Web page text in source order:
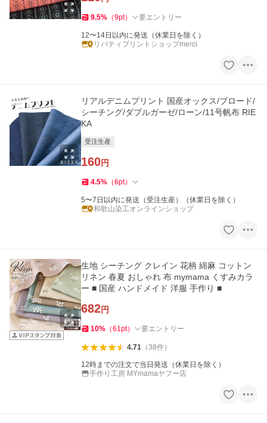
9.5% （9pt） 要エントリー
12〜14日以内に発送（休業日を除く）
リバティプリントショップmerci
リアルデニムプリント 国産オックス/ブロード/
シーチング/ダブルガーゼ/ローン/11号帆布 RIE
KA
受注生産
160円
4.5% （6pt）
5〜7日以内に発送（受注生産）（休業日を除く）
和歌山染工オンラインショップ
生地 シーチング クレイン 花柄 綿麻 コットン
リネン 春夏 おしゃれ 布 mymama くすみカラ
ー ■ 国産 ハンドメイド 洋服 手作り ■
682円
10% （61pt） 要エントリー
4.71（38件）
12時までの注文で当日発送（休業日を除く）
手作り工房 MYmamaヤフー店